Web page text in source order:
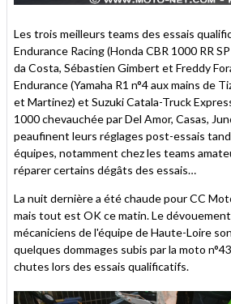
Les trois meilleurs teams des essais
Endurance Racing (Honda CBR 1000 RR
da Costa, Sébastien Gimbert et Freddy
Endurance (Yamaha R1 n°4 aux mains de
et Martinez) et Suzuki Catala-Truck
1000 chevauchée par Del Amor, Casas,
peaufinent leurs réglages post-essais
équipes, notamment chez les teams
réparer certains dégâts des essais…
La nuit dernière a été chaude pour CC
mais tout est OK ce matin. Le
mécaniciens de l'équipe de Haute-Loire
quelques dommages subis par la moto
chutes lors des essais qualificatifs.